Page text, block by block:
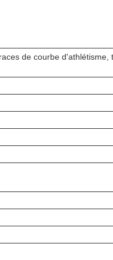
de courbe